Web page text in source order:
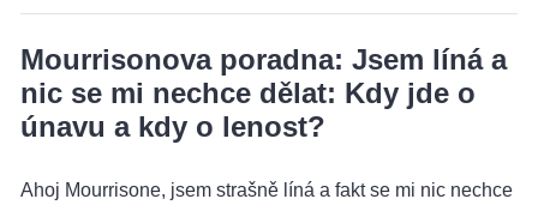
Mourrisonova poradna: Jsem líná a
nic se mi nechce dělat: Kdy jde o
únavu a kdy o lenost?
Ahoj Mourrisone, jsem strašně líná a fakt se mi nic nechce